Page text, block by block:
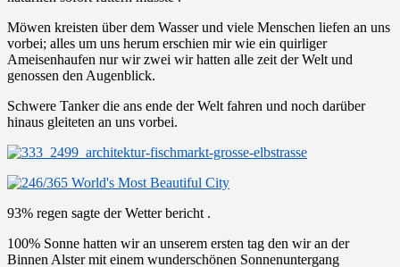
Möwen kreisten über dem Wasser und viele Menschen liefen an uns
vorbei; alles um uns herum erschien mir wie ein quirliger
Ameisenhaufen nur wir zwei wir hatten alle zeit der Welt und
genossen den Augenblick.
Schwere Tanker die ans ende der Welt fahren und noch darüber
hinaus gleiteten an uns vorbei.
93% regen sagte der Wetter bericht .
100% Sonne hatten wir an unserem ersten tag den wir an der
Binnen Alster mit einem wunderschönen Sonnenuntergang